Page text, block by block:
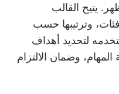
يتيح القالب
وترتيبها حسب
لتحديد أهداف
وضمان الالتزام